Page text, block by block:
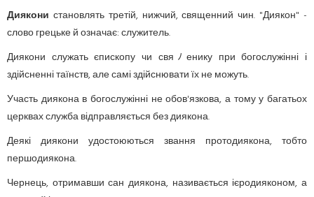
Диякони становлять третій, нижчий, священний чин. "Диякон" -
слово грецьке й означає: служитель.
Диякони служать єпископу чи свяﾉенику при богослужінні і
здійсненні таїнств, але самі здійснювати їх не можуть.
Участь диякона в богослужінні не обов'язкова, а тому у багатьох
церквах служба відправляється без диякона.
Деякі диякони удостоюються звання протодиякона, тобто
першодиякона.
Чернець, отримавши сан диякона, називається ієродияконом, а